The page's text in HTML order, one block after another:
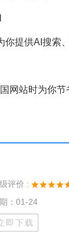
供AI搜索、
站时为你节
评价 :
：01-24
即下载